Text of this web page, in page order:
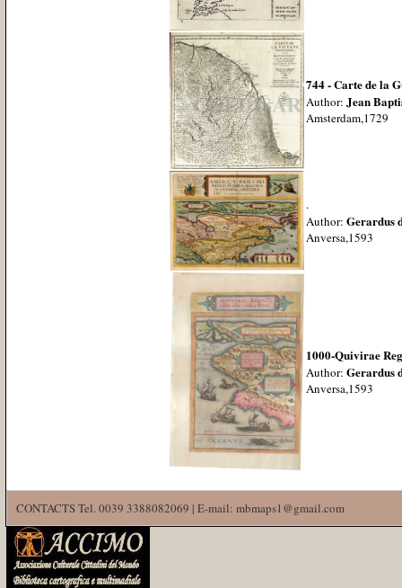
744 - Carte de la
Author: Jean
Amsterdam,1729
.
Author: Gerardus
Anversa,1593
1000-Quivirae
Author: Gerardus
Anversa,1593
CONTACTS Tel. 0039 3388082069 | E-mail: mbmaps1@gmail.com